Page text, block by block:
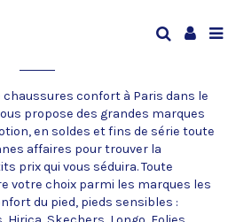
chaussures confort à Paris dans le
propose des grandes marques
en soldes et fins de série toute
affaires pour trouver la
prix qui vous séduira. Toute
votre choix parmi les marques les
du pied, pieds sensibles :